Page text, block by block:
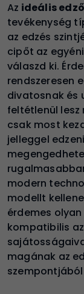
Az ideális
tevékenység
az edzés
cipőt az
válaszd ki.
rendszeresen
divatosnak és
feltétlenül lesz
csak most
jelleggel
modern
modellt
érdemes
kompatibilis
magának az